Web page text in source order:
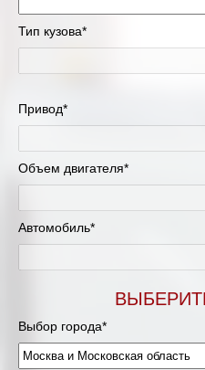
Красноярск
Липецк
Мурманск
Тип кузова*
Привод*
Объем двигателя*
Автомобиль*
Выбор города*